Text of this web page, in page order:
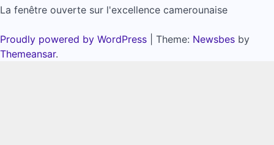
La fenêtre ouverte sur l'excellence camerounaise
Proudly powered by WordPress Theme: Newsbes by
Themeansar.